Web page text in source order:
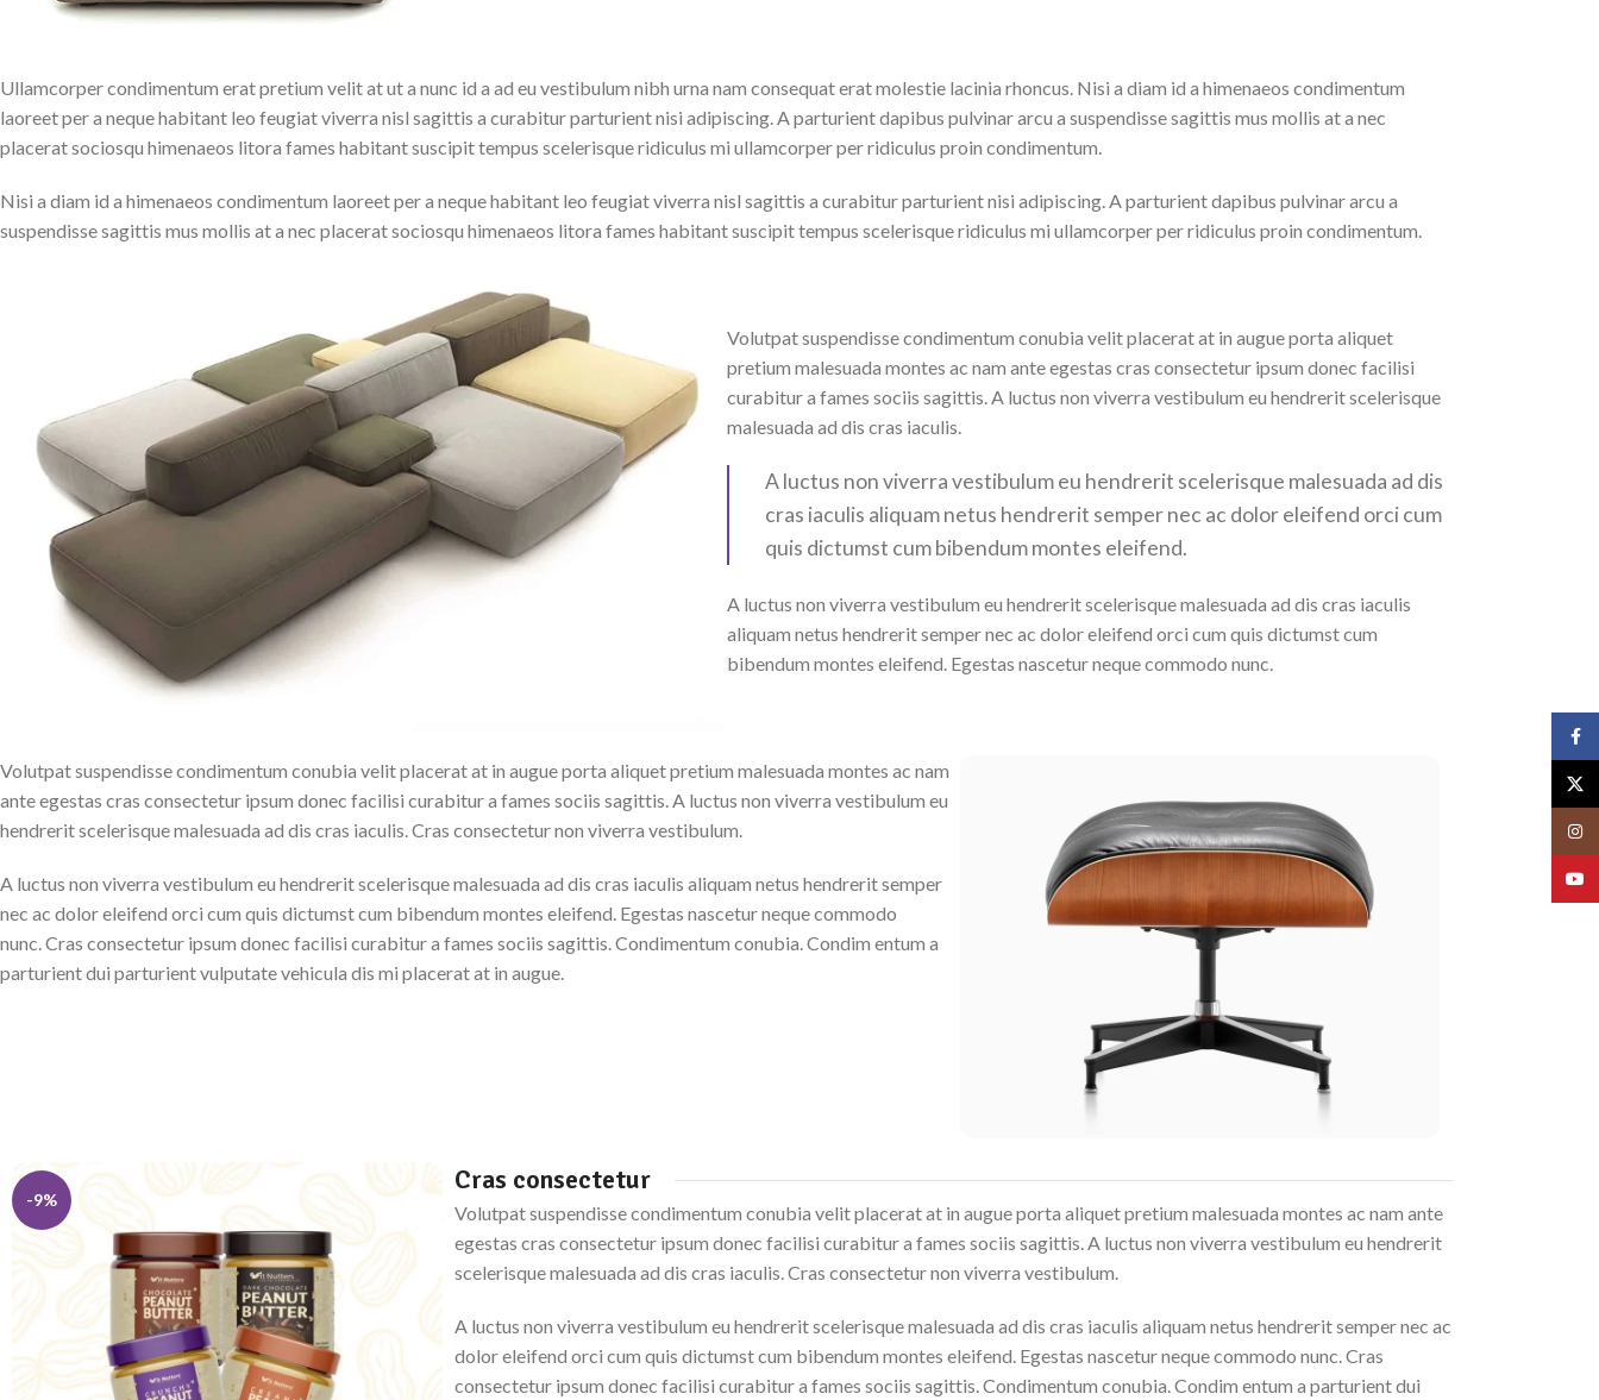
Ullamcorper condimentum erat pretium velit at ut a nunc id a ad eu vestibulum nibh urna nam consequat erat molestie lacinia rhoncus. Nisi a diam id a himenaeos condimentum
laoreet per a neque habitant leo feugiat viverra nisl sagittis a curabitur parturient nisi adipiscing. A parturient dapibus pulvinar arcu a suspendisse sagittis mus mollis at a nec
placerat sociosqu himenaeos litora fames habitant suscipit tempus scelerisque ridiculus mi ullamcorper per ridiculus proin condimentum.
Nisi a diam id a himenaeos condimentum laoreet per a neque habitant leo feugiat viverra nisl sagittis a curabitur parturient nisi adipiscing. A parturient dapibus pulvinar arcu a
suspendisse sagittis mus mollis at a nec placerat sociosqu himenaeos litora fames habitant suscipit tempus scelerisque ridiculus mi ullamcorper per ridiculus proin condimentum.
Volutpat suspendisse condimentum conubia velit placerat at in augue porta aliquet
pretium malesuada montes ac nam ante egestas cras consectetur ipsum donec facilisi
curabitur a fames sociis sagittis. A luctus non viverra vestibulum eu hendrerit scelerisque
malesuada ad dis cras iaculis.
A luctus non viverra vestibulum eu hendrerit scelerisque malesuada ad dis
cras iaculis aliquam netus hendrerit semper nec ac dolor eleifend orci cum
quis dictumst cum bibendum montes eleifend.
A luctus non viverra vestibulum eu hendrerit scelerisque malesuada ad dis cras iaculis
aliquam netus hendrerit semper nec ac dolor eleifend orci cum quis dictumst cum
bibendum montes eleifend. Egestas nascetur neque commodo nunc.
Volutpat suspendisse condimentum conubia velit placerat at in augue porta aliquet pretium malesuada montes ac nam
ante egestas cras consectetur ipsum donec facilisi curabitur a fames sociis sagittis. A luctus non viverra vestibulum eu
hendrerit scelerisque malesuada ad dis cras iaculis. Cras consectetur non viverra vestibulum.
A luctus non viverra vestibulum eu hendrerit scelerisque malesuada ad dis cras iaculis aliquam netus hendrerit semper
nec ac dolor eleifend orci cum quis dictumst cum bibendum montes eleifend. Egestas nascetur neque commodo
nunc. Cras consectetur ipsum donec facilisi curabitur a fames sociis sagittis. Condimentum conubia. Condim entum a
parturient dui parturient vulputate vehicula dis mi placerat at in augue.
-9%
Cras consectetur
Volutpat suspendisse condimentum conubia velit placerat at in augue porta aliquet pretium malesuada montes ac nam ante
egestas cras consectetur ipsum donec facilisi curabitur a fames sociis sagittis. A luctus non viverra vestibulum eu hendrerit
scelerisque malesuada ad dis cras iaculis. Cras consectetur non viverra vestibulum.
A luctus non viverra vestibulum eu hendrerit scelerisque malesuada ad dis cras iaculis aliquam netus hendrerit semper nec ac
dolor eleifend orci cum quis dictumst cum bibendum montes eleifend. Egestas nascetur neque commodo nunc. Cras
consectetur ipsum donec facilisi curabitur a fames sociis sagittis. Condimentum conubia. Condim entum a parturient dui